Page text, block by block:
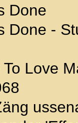
Done
Done -
Love